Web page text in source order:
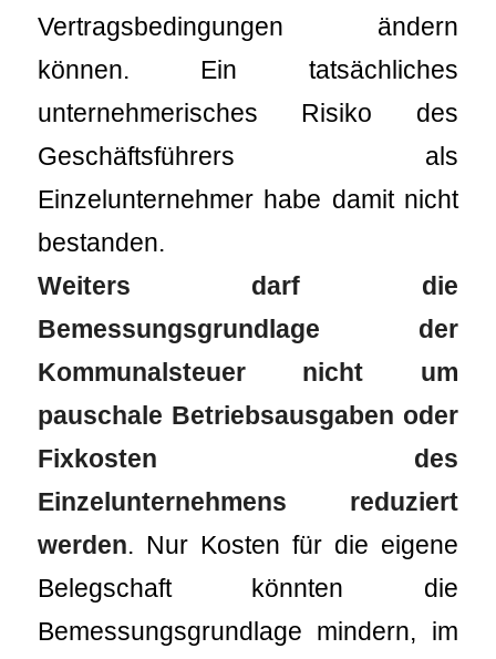
Vertragsbedingungen ändern
können. Ein tatsächliches
unternehmerisches Risiko des
Geschäftsführers als
Einzelunternehmer habe damit nicht
bestanden.
Weiters darf die
Bemessungsgrundlage der
Kommunalsteuer nicht um
pauschale Betriebsausgaben oder
Fixkosten des
Einzelunternehmens reduziert
werden. Nur Kosten für die eigene
Belegschaft könnten die
Bemessungsgrundlage mindern, im